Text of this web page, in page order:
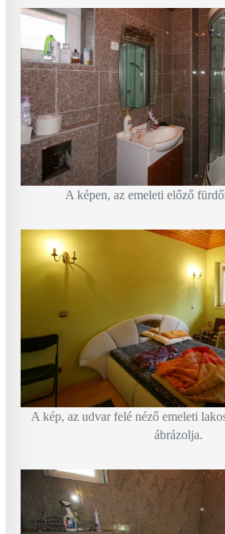
A képen, az emeleti előző
A kép, az udvar felé néző emeleti
ábrázolja.